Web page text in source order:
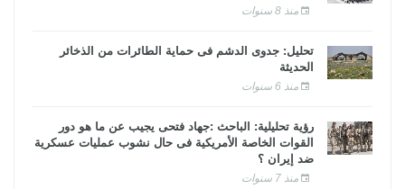
منذ 8 سنوات
تحليل: جدوى الدشم فى حماية الطائرات من الذخائر
الحديثة
منذ 6 سنوات
رؤية تحليلية: الباحث :جهاد فتحى يجيب عن ما هو دور
القوات الخاصة الأمريكية فى حال نشوب عمليات عسكرية
ضد إيران ؟
منذ 7 سنوات